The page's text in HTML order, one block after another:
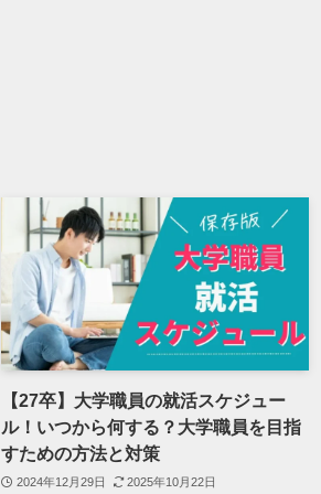
【27卒】大学職員の就活スケジュー
ル！いつから何する？大学職員を目指
すための方法と対策
2024年12月29日 2025年10月22日